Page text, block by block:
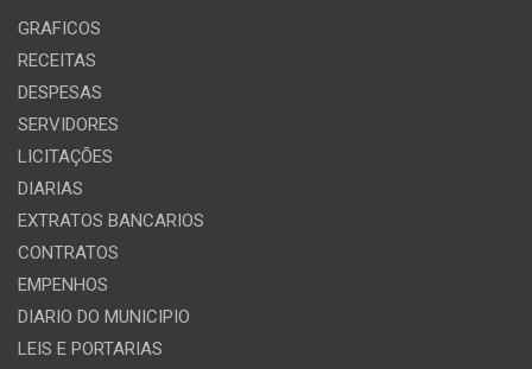
GRAFICOS
RECEITAS
DESPESAS
SERVIDORES
LICITAÇÕES
DIARIAS
EXTRATOS BANCARIOS
CONTRATOS
EMPENHOS
DIARIO DO MUNICIPIO
LEIS E PORTARIAS